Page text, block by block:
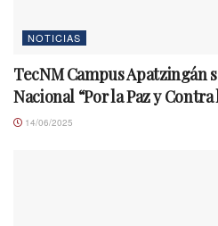
NOTICIAS
TecNM Campus Apatzingán
Nacional “Por la Paz y
14/06/2025